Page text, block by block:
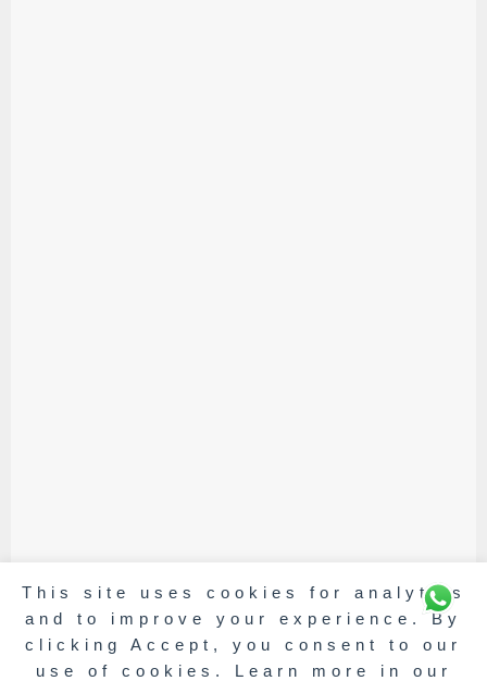
This site uses cookies for analytics
and to improve your experience. By
clicking Accept, you consent to our
use of cookies. Learn more in our